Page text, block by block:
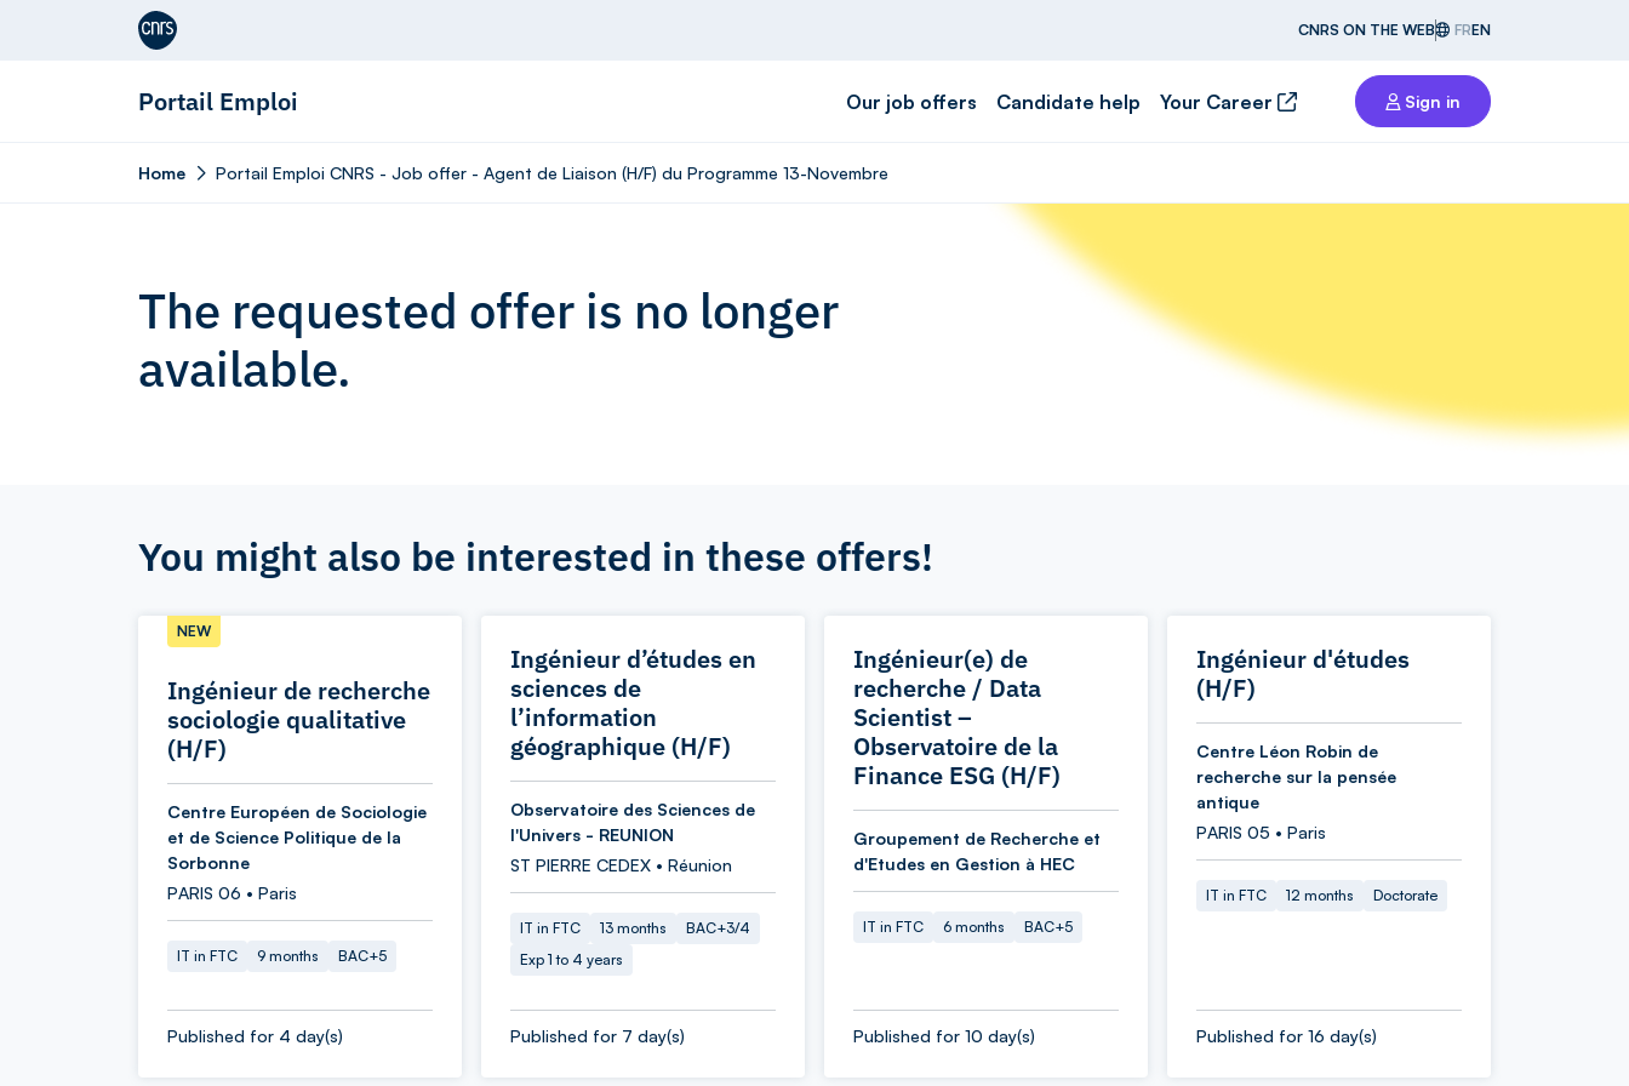
Aller au contenu
CNRS ON THE WEB FREN
Portail Emploi Our job offers Candidate help Your Career Sign in
Home Portail Emploi CNRS - Job offer - Agent de Liaison (H/F) du Programme 13-Novembre
The requested offer is no longer
available.
You might also be interested in these offers!
Ingénieur de recherche
sociologie qualitative
(H/F)
NEW
Centre Européen de Sociologie
et de Science Politique de la
Sorbonne
PARIS 06 • Paris
IT in FTC 9 months BAC+5
Published for 4 day(s)
Ingénieur d’études en
sciences de
l’information
géographique (H/F)
Observatoire des Sciences de
l'Univers - REUNION
ST PIERRE CEDEX • Réunion
IT in FTC 13 months
BAC+3/4
Exp 1 to 4 years
Published for 7 day(s)
Ingénieur(e) de
recherche / Data
Scientist –
Observatoire de la
Finance ESG (H/F)
Groupement de Recherche et
d'Etudes en Gestion à HEC
IT in FTC 6 months BAC+5
Published for 10 day(s)
Ingénieur d'études
(H/F)
Centre Léon Robin de
recherche sur la pensée
antique
PARIS 05 • Paris
IT in FTC 12 months Doctorate
Published for 16 day(s)